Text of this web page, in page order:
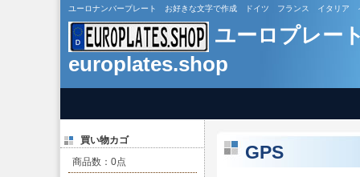
ユーロナンバープレート お好きな文字で作成 ドイツ フランス イタリア
ユーロプレー
europlates.shop
買い物カゴ
商品数：0点 GPS